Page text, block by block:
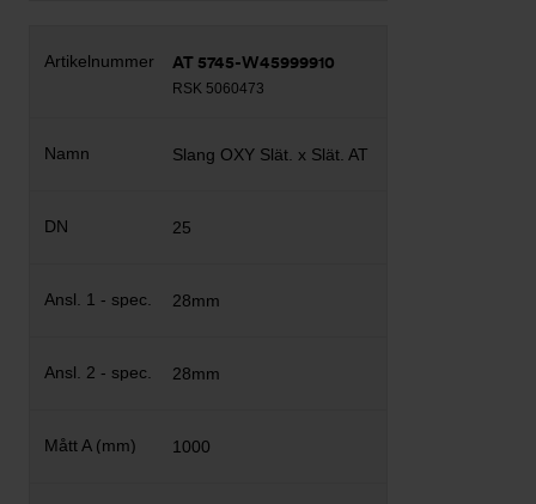
AT 5745-W45999910
RSK 5060473
Slang OXY Slät. x Slät. AT
25
28mm
28mm
1000